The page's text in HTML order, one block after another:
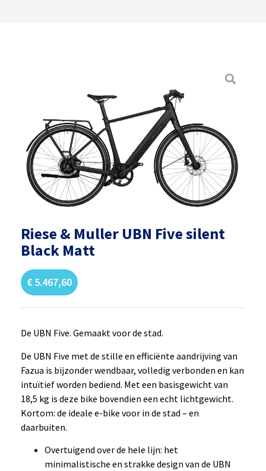
Riese & Muller UBN Five silent
Black Matt
€ 5.467,60
De UBN Five. Gemaakt voor de stad.
De UBN Five met de stille en efficiënte aandrijving van
Fazua is bijzonder wendbaar, volledig verbonden en kan
intuïtief worden bediend. Met een basisgewicht van
18,5 kg is deze bike bovendien een echt lichtgewicht.
Kortom: de ideale e-bike voor in de stad – en
daarbuiten.
Overtuigend over de hele lijn: het
minimalistische en strakke design van de UBN